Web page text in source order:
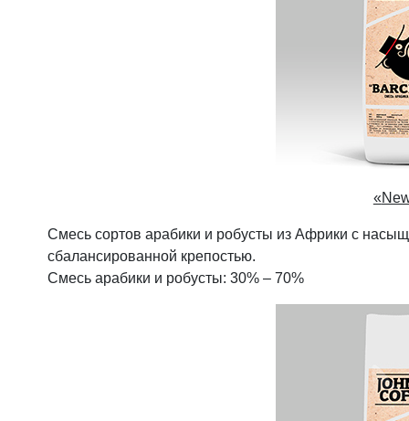
«
Смесь сортов арабики и робусты из Африки с
сбалансированной крепостью.
Смесь арабики и робусты: 30% – 70%